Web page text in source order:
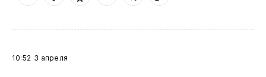
10:52 3 апреля